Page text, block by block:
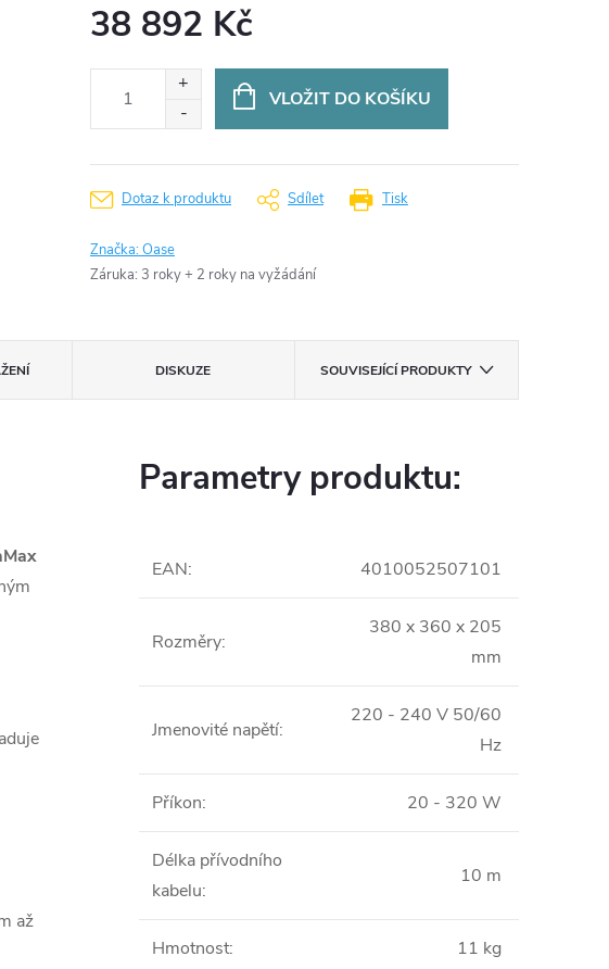
38 892 Kč
VLOŽIT DO KOŠÍKU
Tisk
Dotaz k produktu Sdílet
Značka:Oase
Záruka: 3 roky + 2 roky na vyžádání
DISKUZE SOUVISEJÍCÍ PRODUKTY
až
Parametry produktu:
EAN: 4010052507101
Rozměry:
380 x 360 x 205
mm
Jmenovité napětí:
220 - 240 V 50/60
Hz
Příkon: 20 - 320 W
Délka přívodního
kabelu:
10 m
Hmotnost: 11 kg